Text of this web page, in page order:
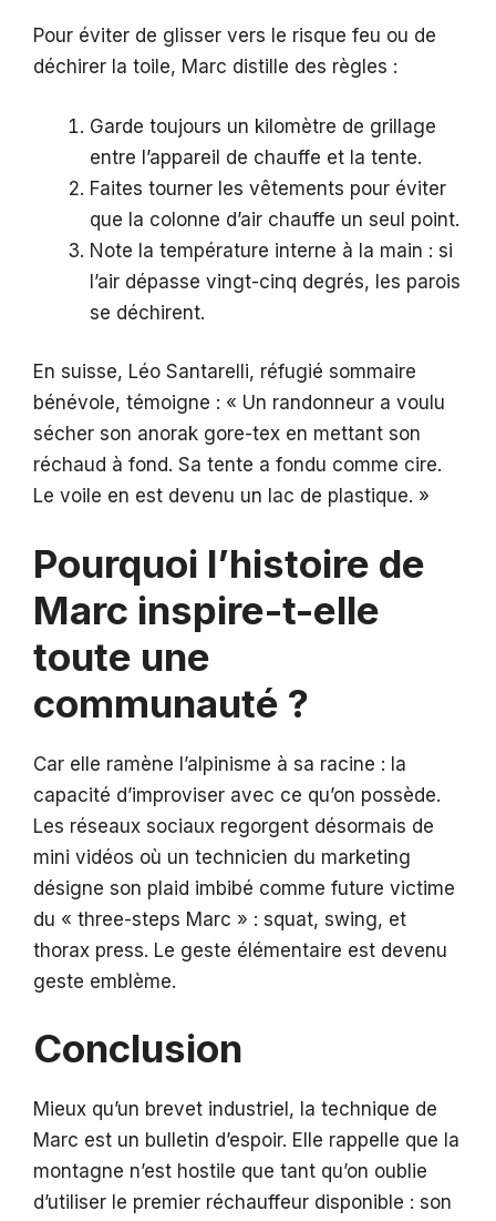
Pour éviter de glisser vers le risque feu ou de
déchirer la toile, Marc distille des règles :
Garde toujours un kilomètre de grillage
entre l’appareil de chauffe et la tente.
Faites tourner les vêtements pour éviter
que la colonne d’air chauffe un seul point.
Note la température interne à la main : si
l’air dépasse vingt-cinq degrés, les parois
se déchirent.
En suisse, Léo Santarelli, réfugié sommaire
bénévole, témoigne : « Un randonneur a voulu
sécher son anorak gore-tex en mettant son
réchaud à fond. Sa tente a fondu comme cire.
Le voile en est devenu un lac de plastique. »
Pourquoi l’histoire de
Marc inspire-t-elle
toute une
communauté ?
Car elle ramène l’alpinisme à sa racine : la
capacité d’improviser avec ce qu’on possède.
Les réseaux sociaux regorgent désormais de
mini vidéos où un technicien du marketing
désigne son plaid imbibé comme future victime
du « three-steps Marc » : squat, swing, et
thorax press. Le geste élémentaire est devenu
geste emblème.
Conclusion
Mieux qu’un brevet industriel, la technique de
Marc est un bulletin d’espoir. Elle rappelle que la
montagne n’est hostile que tant qu’on oublie
d’utiliser le premier réchauffeur disponible : son